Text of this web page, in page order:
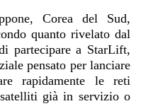
Corea del Sud,
quanto rivelato dal
partecipare a StarLift,
pensato per lanciare
rapidamente le reti
già in servizio o